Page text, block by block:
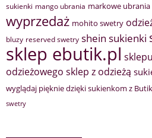
sukienki mango ubrania markowe ubrania
wyprzedaż mohito swetry
bluzy reserved swetry shein sukienki
sklep ebutik.pl
odzieżowego sklep z odzieżą
wyglądaj pięknie dzięki sukienkom z Butik
swetry